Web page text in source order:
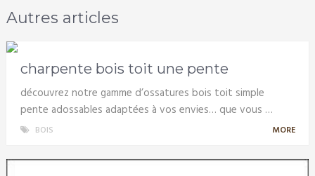
Autres articles
charpente bois toit une pente
découvrez notre gamme d’ossatures bois toit simple
pente adossables adaptées à vos envies… que vous …
BOIS MORE